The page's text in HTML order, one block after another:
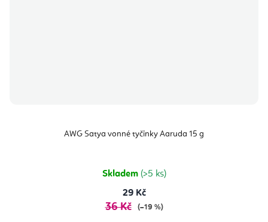
AWG Satya vonné tyčinky Aaruda 15 g
Skladem (>5 ks)
29 Kč
36 Kč (–19 %)